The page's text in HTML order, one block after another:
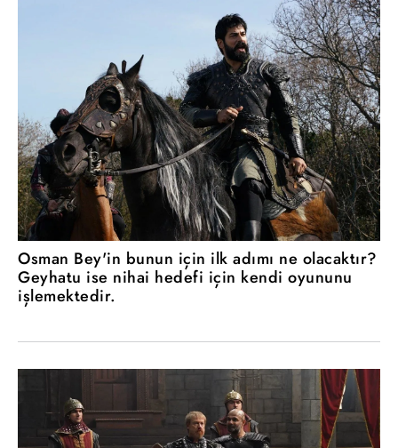
Osman Bey'in bunun için ilk adımı ne olacaktır?
Geyhatu ise nihai hedefi için kendi oyununu
işlemektedir.